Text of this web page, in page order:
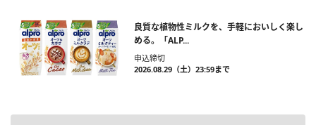
良質な植物性ミルクを、手軽においしく楽し
める。「ALP...
申込締切
2026.08.29（土）23:59まで